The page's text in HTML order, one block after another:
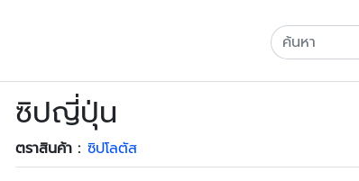
ซิปญี่ปุ่น
ตราสินค้า : ซิปโลตัส